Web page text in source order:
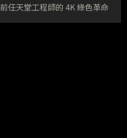
前任天堂工程師的 4K 綠色革命